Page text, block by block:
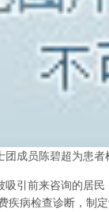
团成员陈碧超为患者
吸引前来咨询的居
疾病检查诊断，制